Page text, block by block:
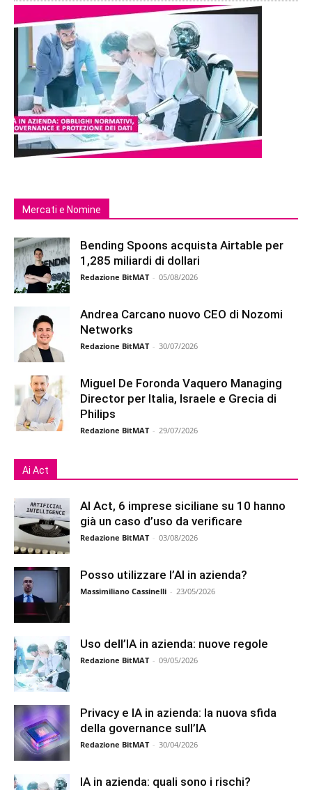
Mercati e Nomine
Bending Spoons acquista Airtable per
1,285 miliardi di dollari
Redazione BitMAT - 05/08/2026
Andrea Carcano nuovo CEO di Nozomi
Networks
Redazione BitMAT - 30/07/2026
Miguel De Foronda Vaquero Managing
Director per Italia, Israele e Grecia di
Philips
Redazione BitMAT - 29/07/2026
Ai Act
AI Act, 6 imprese siciliane su 10 hanno
già un caso d’uso da verificare
Redazione BitMAT - 03/08/2026
Posso utilizzare l’AI in azienda?
Massimiliano Cassinelli - 23/05/2026
Uso dell’IA in azienda: nuove regole
Redazione BitMAT - 09/05/2026
Privacy e IA in azienda: la nuova sfida
della governance sull’IA
Redazione BitMAT - 30/04/2026
IA in azienda: quali sono i rischi?